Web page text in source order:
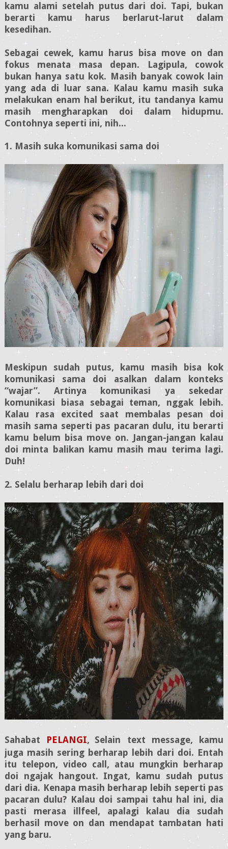
kamu alami setelah putus dari doi. Tapi, bukan
berarti kamu harus berlarut-larut dalam
kesedihan.
Sebagai cewek, kamu harus bisa move on dan
fokus menata masa depan. Lagipula, cowok
bukan hanya satu kok. Masih banyak cowok lain
yang ada di luar sana. Kalau kamu masih suka
melakukan enam hal berikut, itu tandanya kamu
masih mengharapkan doi dalam hidupmu.
Contohnya seperti ini, nih...
1. Masih suka komunikasi sama doi
Meskipun sudah putus, kamu masih bisa kok
komunikasi sama doi asalkan dalam konteks
“wajar”. Artinya komunikasi ya sekedar
komunikasi biasa sebagai teman, nggak lebih.
Kalau rasa excited saat membalas pesan doi
masih sama seperti pas pacaran dulu, itu berarti
kamu belum bisa move on. Jangan-jangan kalau
doi minta balikan kamu masih mau terima lagi.
Duh!
2. Selalu berharap lebih dari doi
Sahabat PELANGI, Selain text message, kamu
juga masih sering berharap lebih dari doi. Entah
itu telepon, video call, atau mungkin berharap
doi ngajak hangout. Ingat, kamu sudah putus
dari dia. Kenapa masih berharap lebih seperti pas
pacaran dulu? Kalau doi sampai tahu hal ini, dia
pasti merasa illfeel, apalagi kalau dia sudah
berhasil move on dan mendapat tambatan hati
yang baru.